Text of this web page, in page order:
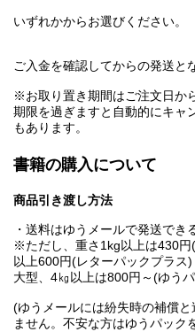
いずれかからお選びください。
ご入金を確認してからの発送と
※お取り置き期間はご注文日か
期限を過ぎますと自動的にキャ
もあります。
書籍の購入について
商品引き渡し方法
・送料はゆうメールで発送でき
※ただし、重さ1kg以上は430
以上600円(レターパックプラス)
大型、4㎏以上は800円～(ゆう
(ゆうメールには紛失時の補償
ません。不安な方はゆうパック